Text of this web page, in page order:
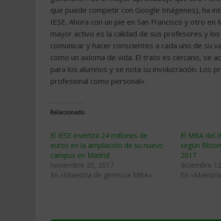
que puede competir con Google Imágenes), ha
IESE. Ahora con un pie en San Francisco y otro
mayor activo es la calidad de sus profesores y
comunicar y hacer conscientes a cada uno de su
como un axioma de vida. El trato es cercano, se
para los alumnos y se nota su involucración.
profesional como personal».
Relacionado
El IESE invertirá 24 millones de
euros en la ampliación de su nuevo
campus en Madrid
noviembre 20, 2017
En «Maestría de gerencia MBA»
El MBA del
según
2017
diciembre
En